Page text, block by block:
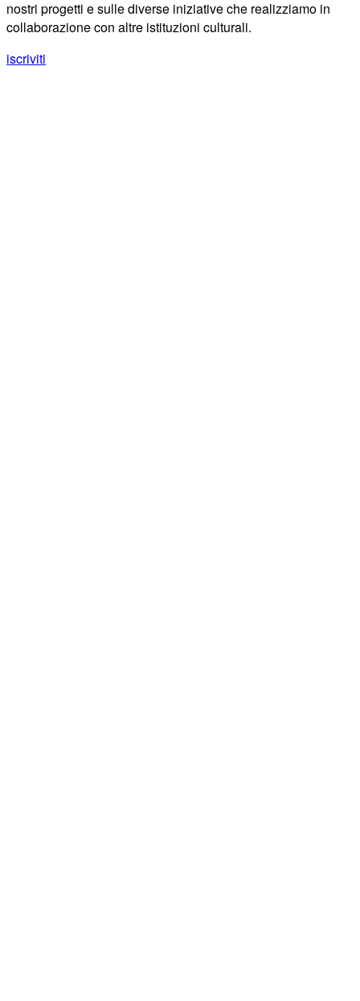
nostri progetti e sulle diverse iniziative che realizziamo in
collaborazione con altre istituzioni culturali.
iscriviti